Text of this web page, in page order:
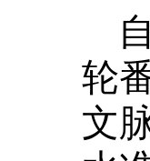
轮
文